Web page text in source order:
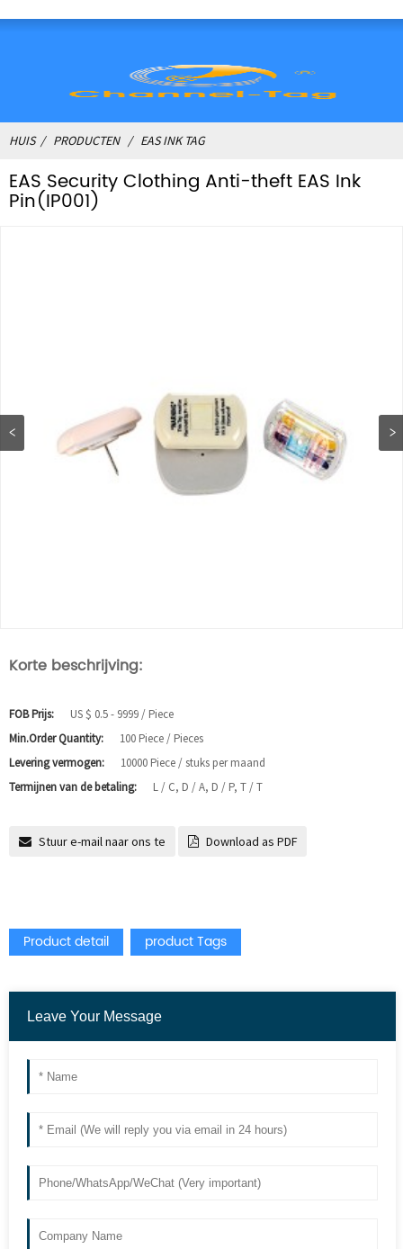
HUIS PRODUCTEN EAS INK TAG
EAS Security Clothing Anti-theft EAS Ink
Pin(IP001)
Korte beschrijving:
FOB Prijs:
US $ 0.5 - 9999 / Piece
Min.Order Quantity:
100 Piece / Pieces
Levering vermogen:
10000 Piece / stuks per maand
Termijnen van de betaling:
L / C, D / A, D / P, T / T
Stuur e-mail naar ons te Download as PDF
Product detail product Tags